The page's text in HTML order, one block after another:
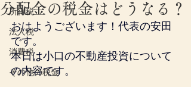
所得税
法人税
消費税
その他の税金
分配金の税金はどうなる？
おはようございます！代表の安田
です。
本日は小口の不動産投資について
の内容です。